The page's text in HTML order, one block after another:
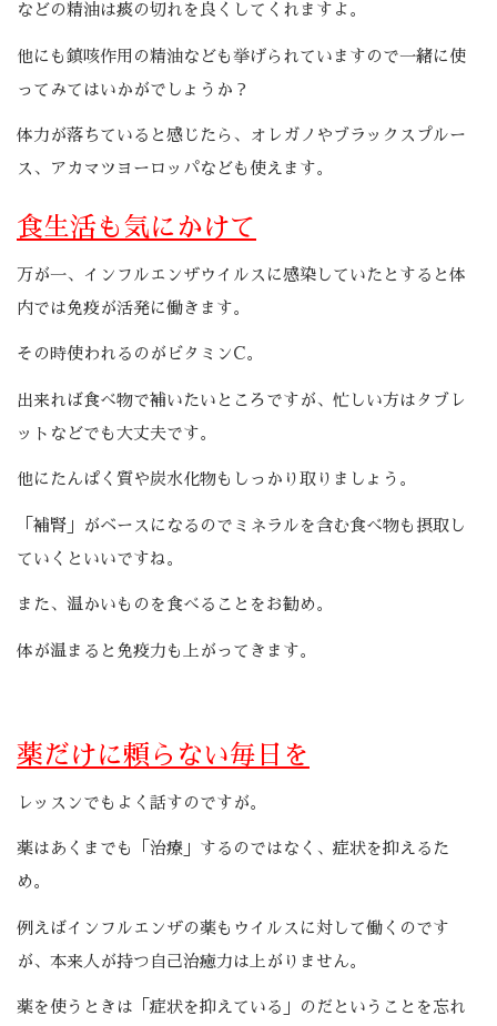
などの精油は痰の切れを良くしてくれますよ。
他にも鎮咳作用の精油なども挙げられていますので一緒に使
ってみてはいかがでしょうか？
体力が落ちていると感じたら、オレガノやブラックスプルー
ス、アカマツヨーロッパなども使えます。
食生活も気にかけて
万が一、インフルエンザウイルスに感染していたとすると体
内では免疫が活発に働きます。
その時使われるのがビタミンC。
出来れば食べ物で補いたいところですが、忙しい方はタブレ
ットなどでも大丈夫です。
他にたんぱく質や炭水化物もしっかり取りましょう。
「補腎」がベースになるのでミネラルを含む食べ物も摂取し
ていくといいですね。
また、温かいものを食べることをお勧め。
体が温まると免疫力も上がってきます。
薬だけに頼らない毎日を
レッスンでもよく話すのですが。
薬はあくまでも「治療」するのではなく、症状を抑えるた
め。
例えばインフルエンザの薬もウイルスに対して働くのです
が、本来人が持つ自己治癒力は上がりません。
薬を使うときは「症状を抑えている」のだということを忘れ